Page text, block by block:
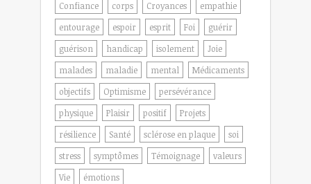
Confiance
corps Croyances
empathie
entourage
espoir esprit Foi
guérir
guérison
handicap isolement
Joie
malades
maladie mental
Médicaments
objectifs
Optimisme
persévérance
physique
Plaisir positif
Projets
résilience
Santé sclérose en plaque
soi
stress
symptômes Témoignage
valeurs
Vie
émotions